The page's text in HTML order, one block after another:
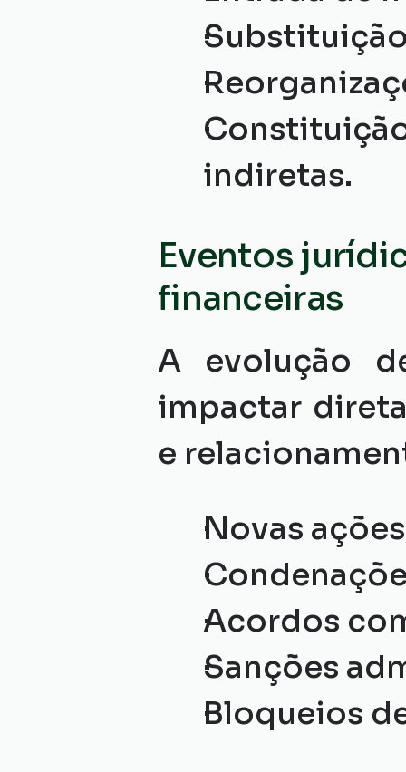
indiretas.
Eventos
financeiras
A evolução
impactar
e
Novas
Acordos
Sanções
Bloqueios